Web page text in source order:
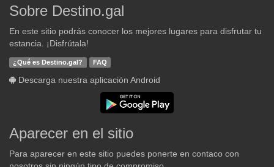
Sobre Destino.gal
En este sitio podrás conocer los mejores lugares para disfrutar tu
estancia. ¡Disfrútala!
¿Qué es Destino.gal? FAQ
Descarga nuestra aplicación Android
Aparecer en el sitio
Para aparecer en este sitio puedes ponerte en contaco con